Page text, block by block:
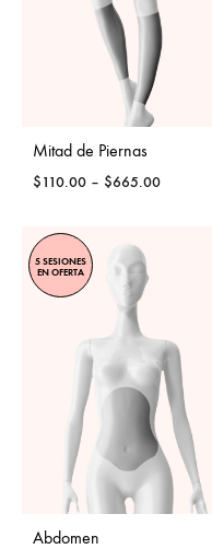
Mitad de Piernas
$110.00 – $665.00Price
5 SESIONES
EN OFERTA
Abdomen